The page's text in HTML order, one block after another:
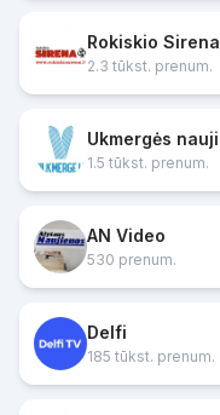
Rokiskio Sirena
2.3 tūkst. prenum.
1.5 tūkst. prenum.
AN Video
530 prenum.
Delfi
185 tūkst. prenum.